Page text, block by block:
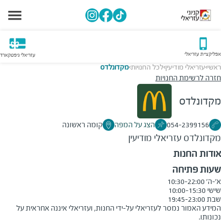
אפליקציית עזריאלי עזריאלי גיפטקארד
ראשי>עזריאלי מודיעין>לכל החנויות>מקדונלדס
חזרה לרשימת החנויות
מקדונלדס
054-2399156 הצג על המפה קומה ראשונה
מקדונלדס עזריאלי מודיעין
אודות החנות
שעות פתיחה
שבת 19:45-23:00
המידע האמור נמסר לעזריאלי על-ידי החנות, ועזריאלי איננה אחראית על